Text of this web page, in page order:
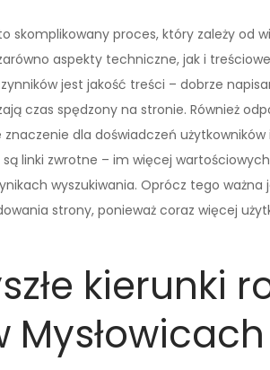
proces, który zależy od
aspekty techniczne, jak i
jest jakość treści – dobrze
czas spędzony na stronie. Również
dla doświadczeń
linki zwrotne – im więcej
wyszukiwania. Oprócz tego
strony, ponieważ coraz więcej
kierunki
Mysłowicach